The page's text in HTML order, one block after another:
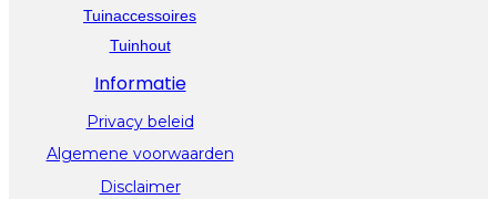
Tuinaccessoires
Tuinhout
Informatie
Privacy beleid
Algemene voorwaarden
Disclaimer